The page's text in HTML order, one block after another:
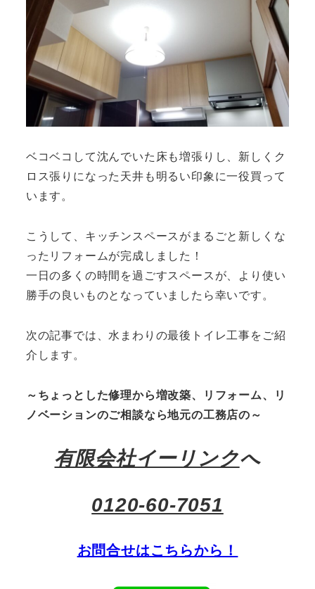
ベコベコして沈んでいた床も増張りし、新しくク
ロス張りになった天井も明るい印象に一役買って
います。
こうして、キッチンスペースがまるごと新しくな
ったリフォームが完成しました！
一日の多くの時間を過ごすスペースが、より使い
勝手の良いものとなっていましたら幸いです。
次の記事では、水まわりの最後トイレ工事をご紹
介します。
～ちょっとした修理から増改築、リフォーム、リ
ノベーションのご相談なら地元の工務店の～
有限会社イーリンクへ
0120-60-7051
お問合せはこちらから！